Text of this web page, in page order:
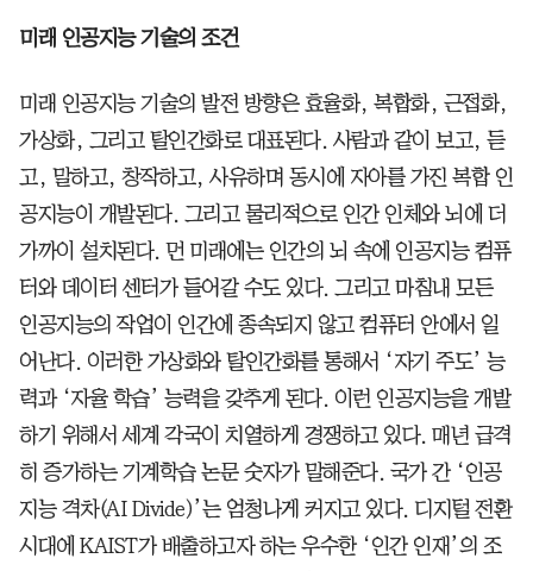
미래 인공지능 기술의 조건
미래 인공지능 기술의 발전 방향은 효율화, 복합화, 근접화,
가상화, 그리고 탈인간화로 대표된다. 사람과 같이 보고, 듣
고, 말하고, 창작하고, 사유하며 동시에 자아를 가진 복합 인
공지능이 개발된다. 그리고 물리적으로 인간 인체와 뇌에 더
가까이 설치된다. 먼 미래에는 인간의 뇌 속에 인공지능 컴퓨
터와 데이터 센터가 들어갈 수도 있다. 그리고 마침내 모든
인공지능의 작업이 인간에 종속되지 않고 컴퓨터 안에서 일
어난다. 이러한 가상화와 탈인간화를 통해서 ‘자기 주도’ 능
력과 ‘자율 학습’ 능력을 갖추게 된다. 이런 인공지능을 개발
하기 위해서 세계 각국이 치열하게 경쟁하고 있다. 매년 급격
히 증가하는 기계학습 논문 숫자가 말해준다. 국가 간 ‘인공
지능 격차(AI Divide)’는 엄청나게 커지고 있다. 디지털 전환
시대에 KAIST가 배출하고자 하는 우수한 ‘인간 인재’의 조